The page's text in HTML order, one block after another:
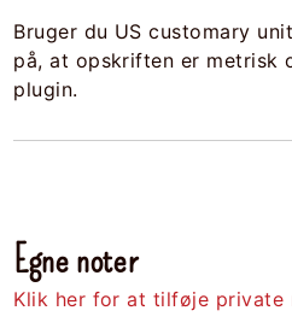
Bruger du US customary units, så vær opmærksom
på, at opskriften er metrisk
plugin.
Egne noter
Klik her for at tilføje private